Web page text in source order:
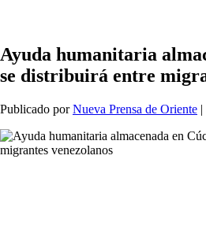
Ayuda humanitaria
se distribuirá entre
Publicado porNueva Prensa de Oriente |